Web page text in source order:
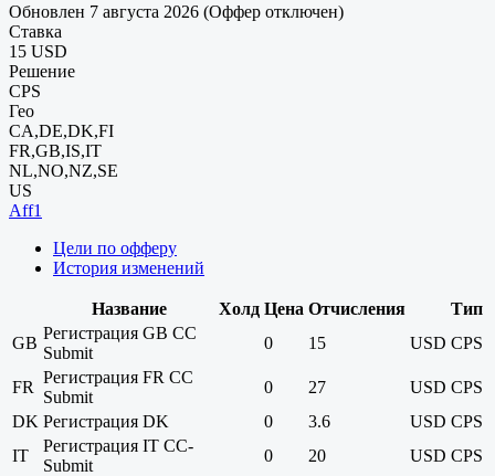
Обновлен 7 августа 2026 (Оффер отключен)
Ставка
15 USD
Решение
CPS
Гео
CA,DE,DK,FI
FR,GB,IS,IT
NL,NO,NZ,SE
US
Aff1
Цели по офферу
История изменений
Название Холд Цена Отчисления
Тип
GB
Регистрация GB CC
Submit
0 15 USD CPS
FR
Регистрация FR CC
Submit
0 27 USD CPS
DK Регистрация DK 0 3.6 USD CPS
IT
Регистрация IT CC-
Submit
0 20 USD CPS